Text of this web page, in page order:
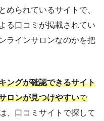
められているサイトで、
る口コミが掲載されてい
ラインサロンなのかを把
ングが確認できるサイト
ロンが見つけやすいで
、口コミサイトで探して